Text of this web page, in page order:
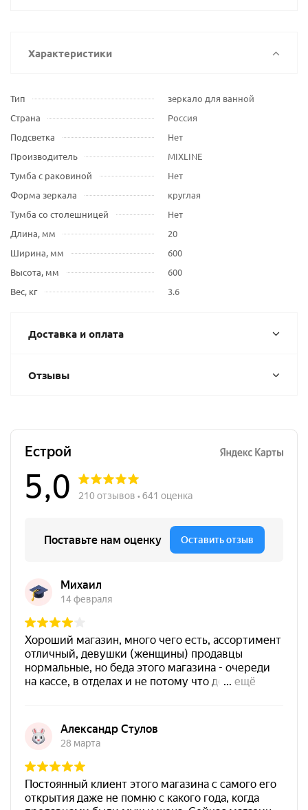
Характеристики
Тип
зеркало для ванной
Страна
Россия
Подсветка
Нет
Производитель
MIXLINE
Тумба с раковиной
Нет
Форма зеркала
круглая
Тумба со столешницей
Нет
Длина, мм
20
Ширина, мм
600
Высота, мм
600
Вес, кг
3.6
Доставка и оплата
Отзывы